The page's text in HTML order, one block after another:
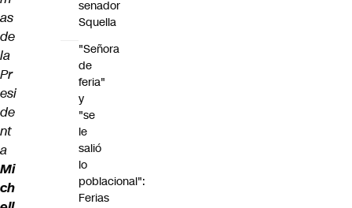
as
de
la
Pr
esi
de
nt
a
Mi
ch
senador
Squella
"Señora
de
feria"
y
"se
le
salió
lo
poblacional":
Ferias